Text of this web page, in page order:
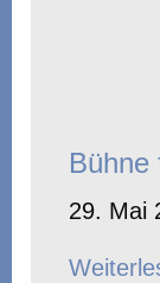
Bühne
29. Mai